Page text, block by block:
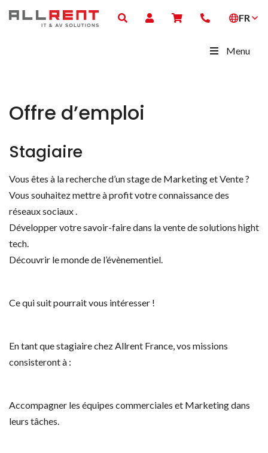
FR
Menu
Offre d’emploi
Stagiaire
Vous êtes à la recherche d’un stage de Marketing et Vente ?
Vous souhaitez mettre à profit votre connaissance des
réseaux sociaux .
Développer votre savoir-faire dans la vente de solutions hight
tech.
Découvrir le monde de l’évènementiel.
Ce qui suit pourrait vous intéresser !
En tant que stagiaire chez Allrent France, vos missions
consisteront à :
Accompagner les équipes commerciales et Marketing dans
leurs tâches.